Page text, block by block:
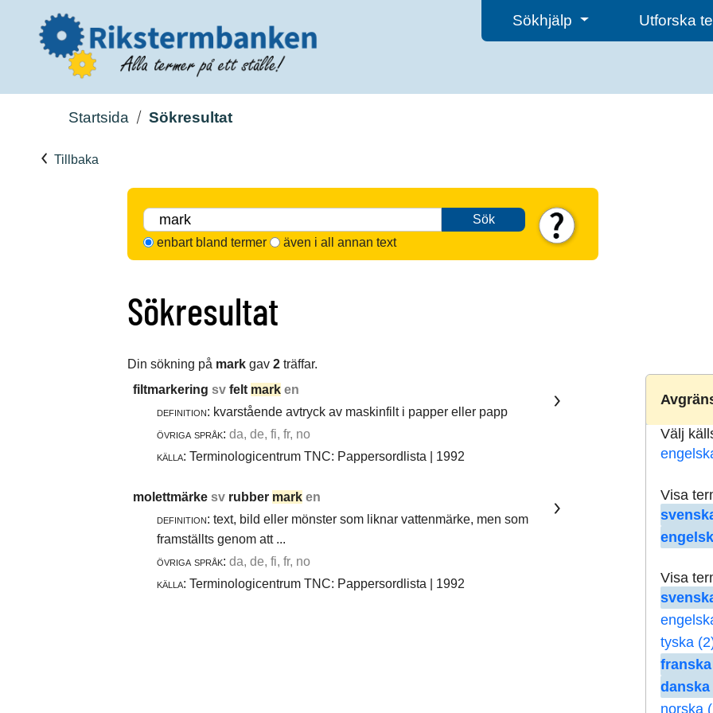
Sökhjälp Utforska
Startsida Sökresultat
Tillbaka
Sök
enbart bland termer
även i all annan text
Sökresultat
Din sökning på mark gav 2 träffar.
Välj
Visa
Visa
tyska
franska
danska
norska
filtmarkering sv felt mark en
definition: kvarstående avtryck av maskinfilt i papper eller papp
övriga språk: da, de, fi, fr, no
källa: Terminologicentrum TNC: Pappersordlista | 1992
molettmärke sv rubber mark en
definition: text, bild eller mönster som liknar vattenmärke, men som
framställts genom att ...
övriga språk: da, de, fi, fr, no
källa: Terminologicentrum TNC: Pappersordlista | 1992